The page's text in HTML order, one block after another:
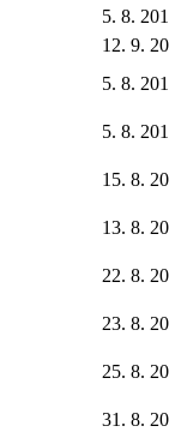
5. 8.
12. 9.
5. 8.
5. 8.
15. 8.
13. 8.
22. 8.
23. 8.
25. 8.
31. 8.